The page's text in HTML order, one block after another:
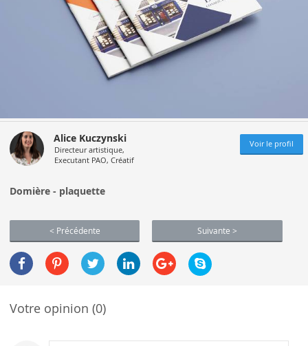
Alice Kuczynski
Directeur artistique,
Executant PAO, Créatif
Voir le profil
Domière - plaquette
< Précédente Suivante >
Votre opinion (0)